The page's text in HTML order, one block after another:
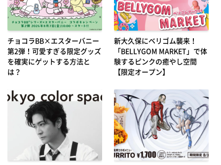
チョコラBB×エスターバニー
第2弾！可愛すぎる限定グッズ
を確実にゲットする方法と
は？
新大久保にベリゴム襲来！
「BELLYGOM MARKET」で体
験するピンクの癒やし空間
【限定オープン】